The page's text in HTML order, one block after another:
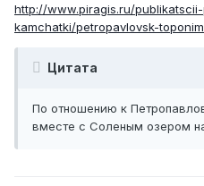
http://www.piragis.ru/
kamchatki/petropavlovsk-
Цитата
По отношению к
вместе с Соленым озером